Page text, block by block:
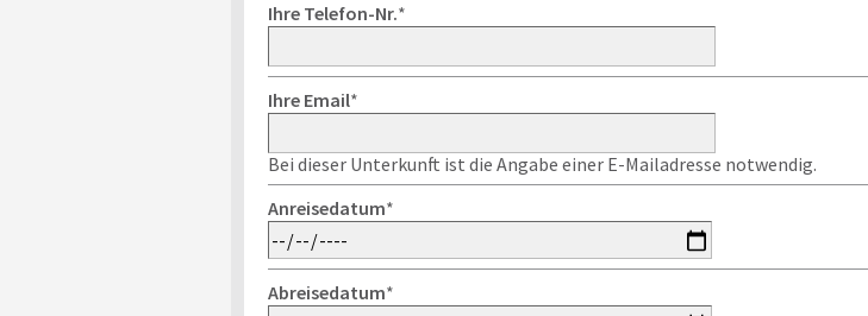
Ihre Telefon-Nr.*
Ihre Email*
Bei dieser Unterkunft ist die Angabe einer E-Mailadresse notwendig.
Anreisedatum*
Abreisedatum*